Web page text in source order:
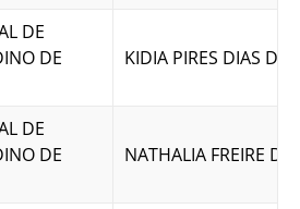
DE
DE
KIDIA PIRES DIAS DA
DE
DE
NATHALIA FREIRE DE